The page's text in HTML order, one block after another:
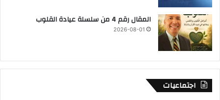
المقال رقم 4 من سلسلة عيادة القلوب
2026-08-01
اجتماعيات